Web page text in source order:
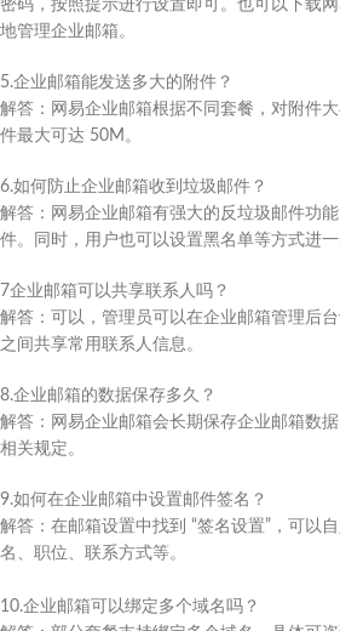
密码，按照提示进行设置即可。也可以下载
地管理企业邮箱。​
5.企业邮箱能发送多大的附件？​
解答：网易企业邮箱根据不同套餐，对附件
件最大可达 50M。​
6.如何防止企业邮箱收到垃圾邮件？​
解答：网易企业邮箱有强大的反垃圾邮件功
件。同时，用户也可以设置黑名单等方式进一
7企业邮箱可以共享联系人吗？​
解答：可以，管理员可以在企业邮箱管理后
之间共享常用联系人信息。​
8.企业邮箱的数据保存多久？​
解答：网易企业邮箱会长期保存企业邮箱数
相关规定。​
9.如何在企业邮箱中设置邮件签名？​
解答：在邮箱设置中找到 “签名设置”，可以
名、职位、联系方式等。
10.企业邮箱可以绑定多个域名吗？​